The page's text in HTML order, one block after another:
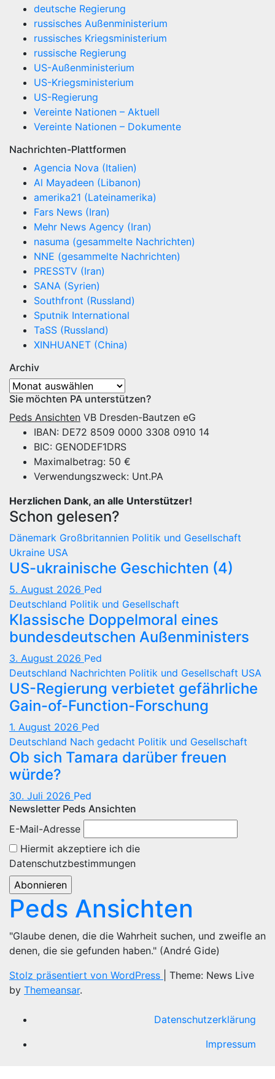
deutsche Regierung
russisches Außenministerium
russisches Kriegsministerium
russische Regierung
US-Außenministerium
US-Kriegsministerium
US-Regierung
Vereinte Nationen – Aktuell
Vereinte Nationen – Dokumente
Nachrichten-Plattformen
Agencia Nova (Italien)
Al Mayadeen (Libanon)
amerika21 (Lateinamerika)
Fars News (Iran)
Mehr News Agency (Iran)
nasuma (gesammelte Nachrichten)
NNE (gesammelte Nachrichten)
PRESSTV (Iran)
SANA (Syrien)
Southfront (Russland)
Sputnik International
TaSS (Russland)
XINHUANET (China)
Archiv
Archiv
Sie möchten PA unterstützen?
Peds Ansichten VB Dresden-Bautzen eG
IBAN: DE72 8509 0000 3308 0910 14
BIC: GENODEF1DRS
Maximalbetrag: 50 €
Verwendungszweck: Unt.PA
Herzlichen Dank, an alle Unterstützer!
Schon gelesen?
Dänemark Großbritannien Politik und Gesellschaft
Ukraine USA
US-ukrainische Geschichten (4)
5. August 2026 Ped
Deutschland Politik und Gesellschaft
Klassische Doppelmoral eines
bundesdeutschen Außenministers
3. August 2026 Ped
Deutschland Nachrichten Politik und Gesellschaft USA
US-Regierung verbietet gefährliche
Gain-of-Function-Forschung
1. August 2026 Ped
Deutschland Nach gedacht Politik und Gesellschaft
Ob sich Tamara darüber freuen
würde?
30. Juli 2026 Ped
Newsletter Peds Ansichten
E-Mail-Adresse
Hiermit akzeptiere ich die
Datenschutzbestimmungen
Peds Ansichten
"Glaube denen, die die Wahrheit suchen, und zweifle an
denen, die sie gefunden haben." (André Gide)
Stolz präsentiert von WordPress
Theme: News Live
by Themeansar.
Datenschutzerklärung
Impressum